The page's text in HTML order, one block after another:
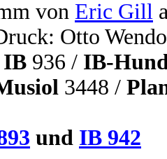
von Eric Gill
Otto
IB 936 / IB-
3448 /
und IB 942